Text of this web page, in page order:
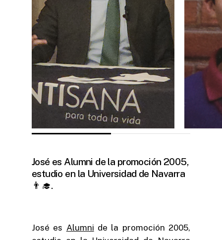
José es Alumni de la promoción 2005,
estudio en la Universidad de Navarra
👨‍🎓.
José es Alumni de la promoción 2005,